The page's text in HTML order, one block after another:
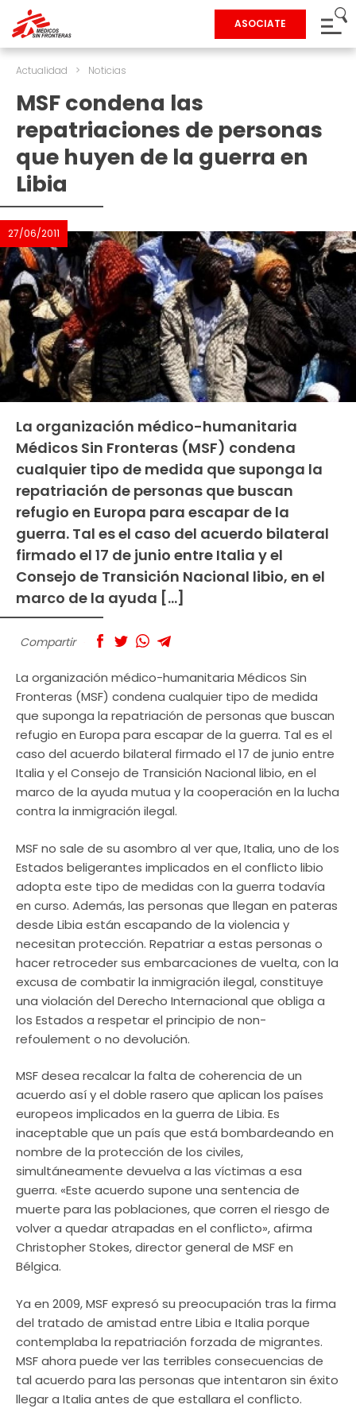
ASOCIATE
Actualidad > Noticias
MSF condena las
repatriaciones de personas
que huyen de la guerra en
Libia
27/06/2011
La organización médico-humanitaria
Médicos Sin Fronteras (MSF) condena
cualquier tipo de medida que suponga la
repatriación de personas que buscan
refugio en Europa para escapar de la
guerra. Tal es el caso del acuerdo bilateral
firmado el 17 de junio entre Italia y el
Consejo de Transición Nacional libio, en el
marco de la ayuda […]
Compartir
La organización médico-humanitaria Médicos Sin
Fronteras (MSF) condena cualquier tipo de medida
que suponga la repatriación de personas que buscan
refugio en Europa para escapar de la guerra. Tal es el
caso del acuerdo bilateral firmado el 17 de junio entre
Italia y el Consejo de Transición Nacional libio, en el
marco de la ayuda mutua y la cooperación en la lucha
contra la inmigración ilegal.
MSF no sale de su asombro al ver que, Italia, uno de los
Estados beligerantes implicados en el conflicto libio
adopta este tipo de medidas con la guerra todavía
en curso. Además, las personas que llegan en pateras
desde Libia están escapando de la violencia y
necesitan protección. Repatriar a estas personas o
hacer retroceder sus embarcaciones de vuelta, con la
excusa de combatir la inmigración ilegal, constituye
una violación del Derecho Internacional que obliga a
los Estados a respetar el principio de non-
refoulement o no devolución.
MSF desea recalcar la falta de coherencia de un
acuerdo así y el doble rasero que aplican los países
europeos implicados en la guerra de Libia. Es
inaceptable que un país que está bombardeando en
nombre de la protección de los civiles,
simultáneamente devuelva a las víctimas a esa
guerra. «Este acuerdo supone una sentencia de
muerte para las poblaciones, que corren el riesgo de
volver a quedar atrapadas en el conflicto», afirma
Christopher Stokes, director general de MSF en
Bélgica.
Ya en 2009, MSF expresó su preocupación tras la firma
del tratado de amistad entre Libia e Italia porque
contemplaba la repatriación forzada de migrantes.
MSF ahora puede ver las terribles consecuencias de
tal acuerdo para las personas que intentaron sin éxito
llegar a Italia antes de que estallara el conflicto.